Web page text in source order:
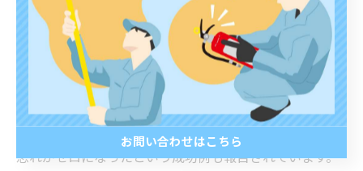
管理している場合は、点検日を全員で共有できる仕組み
をつくることが大切です。
実際に、点検日を紙だけで管理していた際には担当者の
異動や休職で情報が引き継がれず、点検漏れが発生した
事例もあります。一方、クラウド型の管理ツールを導入
してからは、担当者が変わっても情報が共有され、点検
忘れがゼロになったという成功例も報告されています。
お問い合わせはこちら